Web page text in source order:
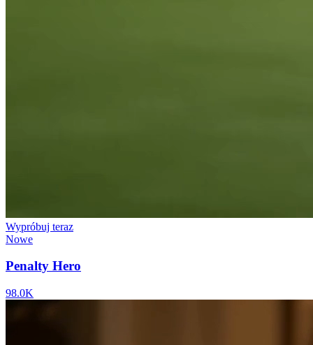
Wypróbuj teraz
Nowe
Penalty Hero
98.0K